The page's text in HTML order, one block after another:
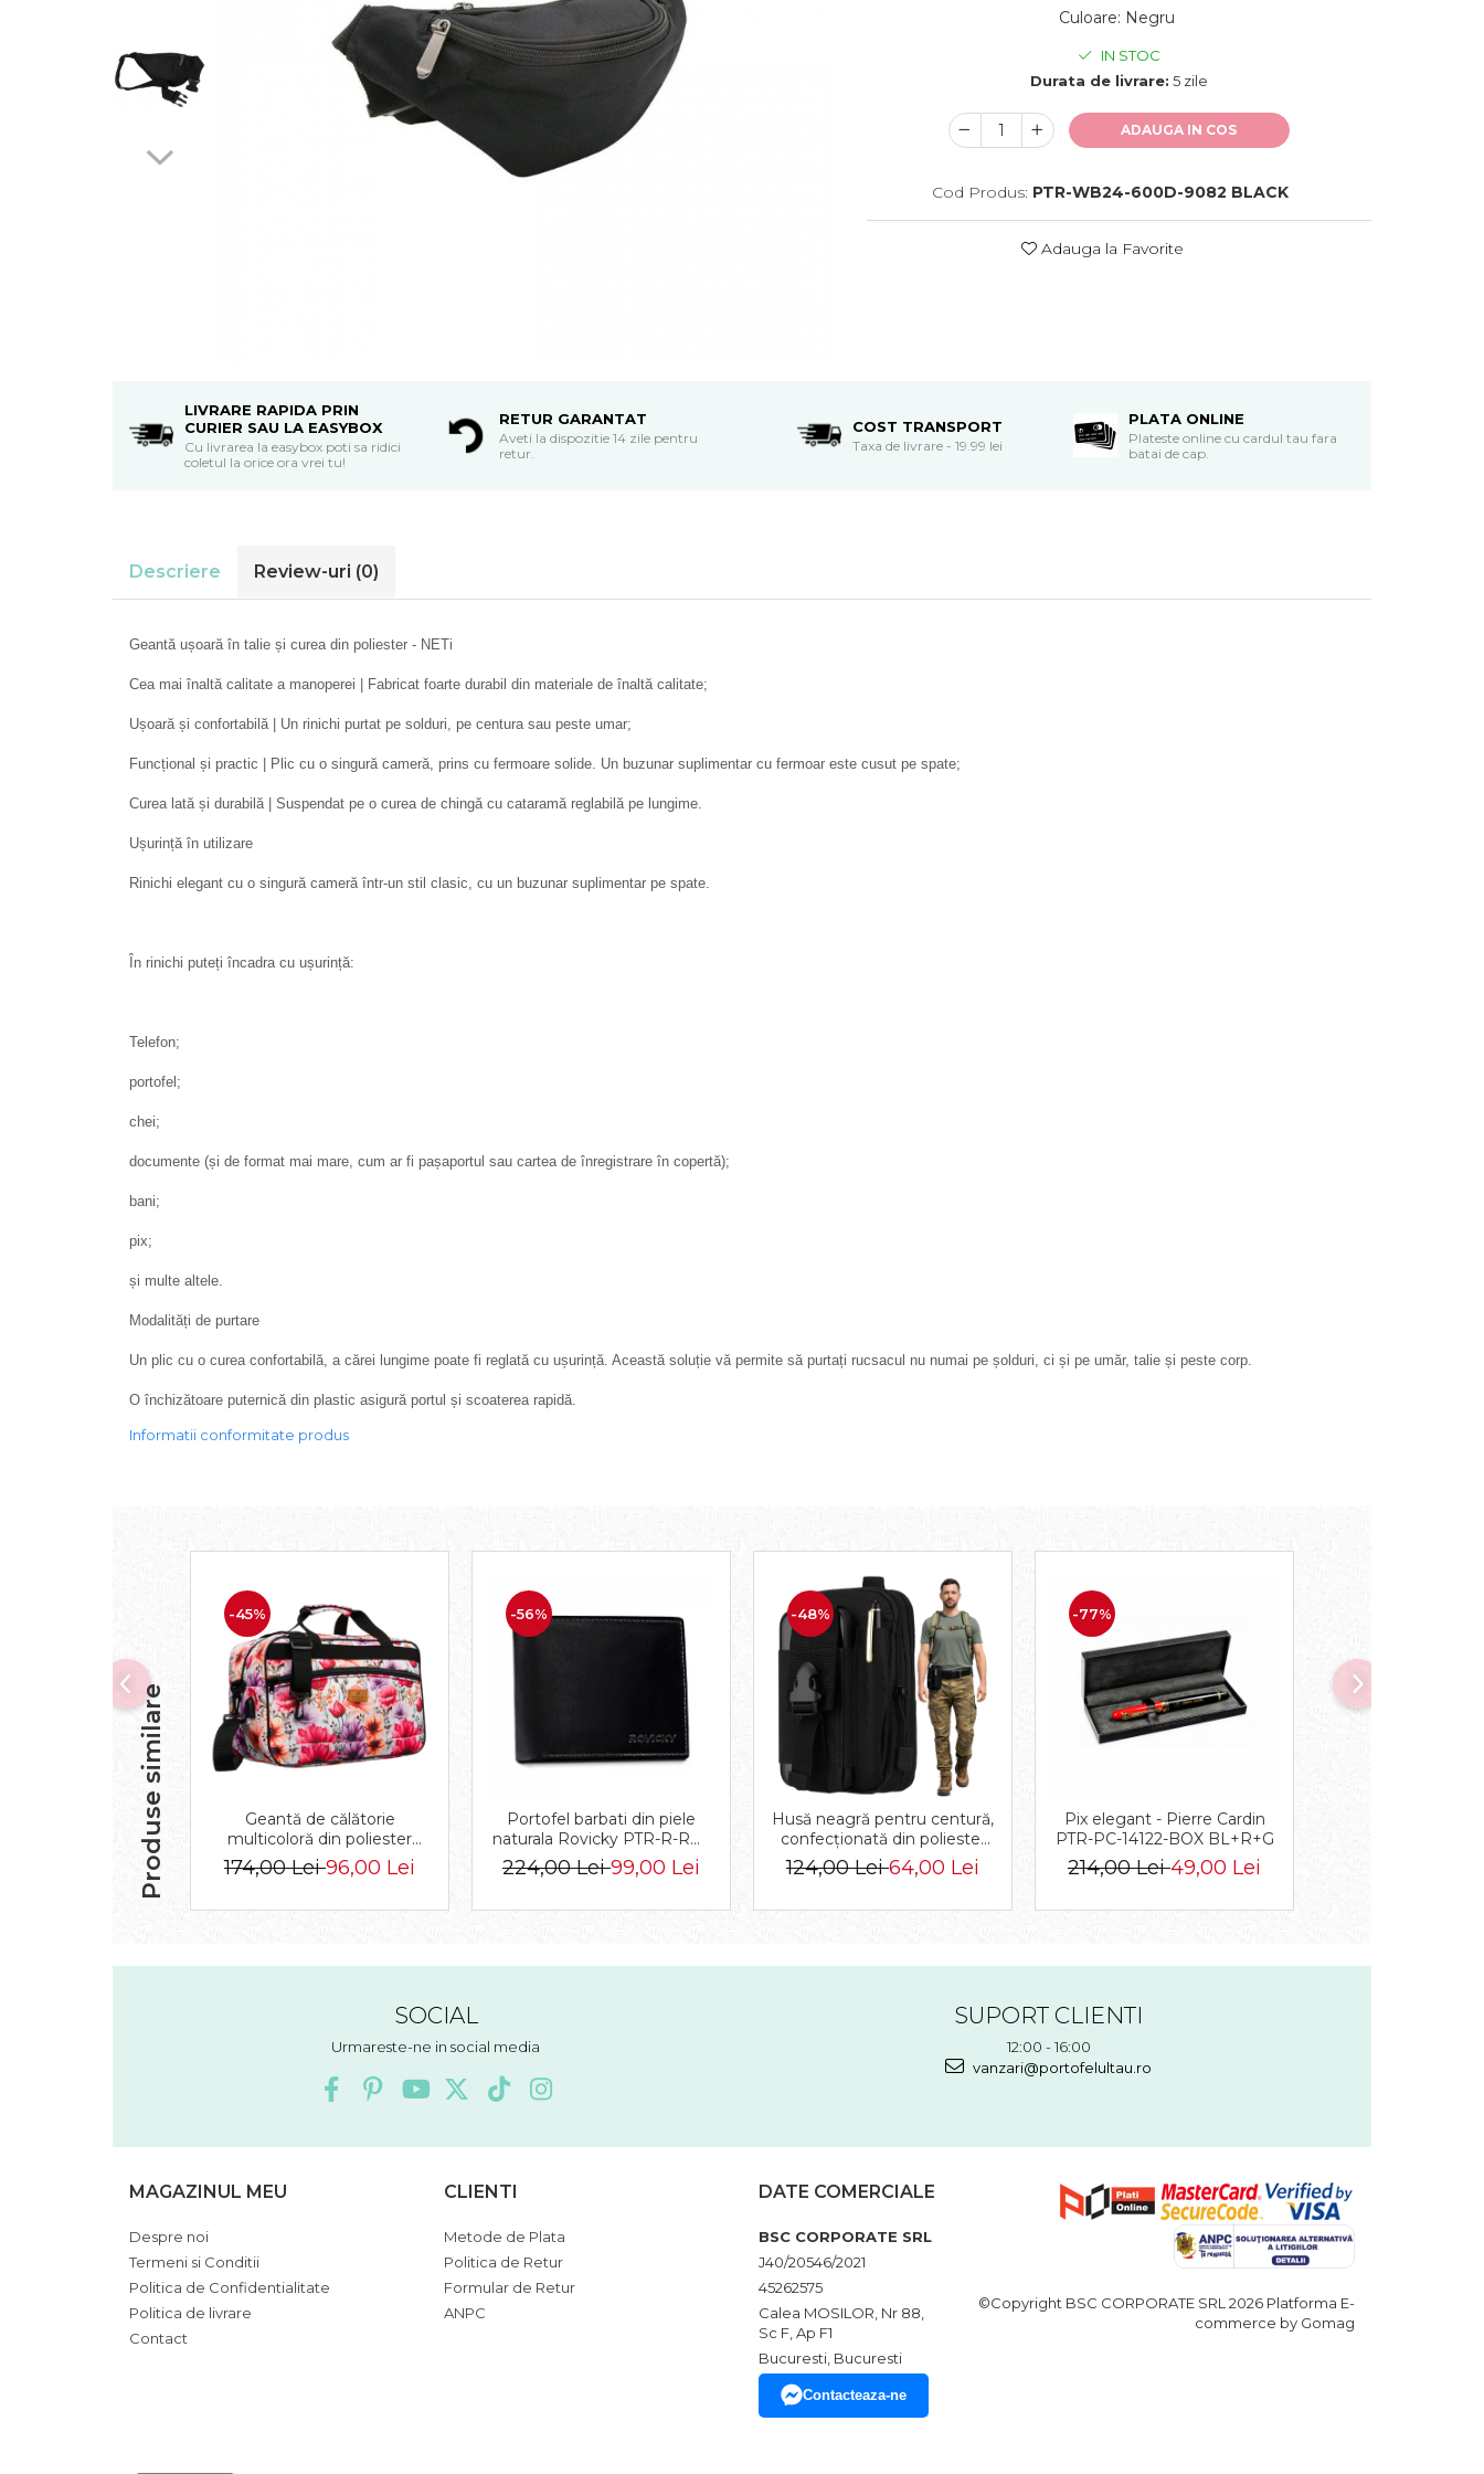
Culoare: Negru
IN STOC
Durata de livrare: 5 zile
ADAUGA IN COS
Cod Produs: PTR-WB24-600D-9082 BLACK
Adauga la Favorite
LIVRARE RAPIDA PRIN
CURIER SAU LA EASYBOX
Cu livrarea la easybox poti sa ridici
coletul la orice ora vrei tu!
RETUR GARANTAT
Aveti la dispozitie 14 zile pentru
retur.
COST TRANSPORT
Taxa de livrare - 19.99 lei
PLATA ONLINE
Plateste online cu cardul tau fara
batai de cap.
Descriere Review-uri (0)
Geantă ușoară în talie și curea din poliester - NETi
Cea mai înaltă calitate a manoperei | Fabricat foarte durabil din materiale de înaltă calitate;
Ușoară și confortabilă | Un rinichi purtat pe solduri, pe centura sau peste umar;
Funcțional și practic | Plic cu o singură cameră, prins cu fermoare solide. Un buzunar suplimentar cu fermoar este cusut pe spate;
Curea lată și durabilă | Suspendat pe o curea de chingă cu cataramă reglabilă pe lungime.
Ușurință în utilizare
Rinichi elegant cu o singură cameră într-un stil clasic, cu un buzunar suplimentar pe spate.
În rinichi puteți încadra cu ușurință:
Telefon;
portofel;
chei;
documente (și de format mai mare, cum ar fi pașaportul sau cartea de înregistrare în copertă);
bani;
pix;
și multe altele.
Modalități de purtare
Un plic cu o curea confortabilă, a cărei lungime poate fi reglată cu ușurință. Această soluție vă permite să purtați rucsacul nu numai pe șolduri, ci și pe umăr, talie și peste corp.
O închizătoare puternică din plastic asigură portul și scoaterea rapidă.
Informatii conformitate produs
Produse similare
-45%
Geantă de călătorie
multicoloră din poliester
rezistent cu port USB,
acoperită cu un model
174,00 Lei96,00 Lei
-56%
Portofel barbati din piele
naturala Rovicky PTR-R-RM-
11-GCL-1834 BL
224,00 Lei99,00 Lei
-48%
Husă neagră pentru centură,
confecționată din poliester
rezistent - Rovicky PTR-R-
064-9237 BLACK
124,00 Lei64,00 Lei
-77%
Pix elegant - Pierre Cardin
PTR-PC-14122-BOX BL+R+G
214,00 Lei49,00 Lei
SOCIAL
Urmareste-ne in social media
SUPORT CLIENTI
12:00 - 16:00
vanzari@portofelultau.ro
MAGAZINUL MEU
Despre noi
Termeni si Conditii
Politica de Confidentialitate
Politica de livrare
Contact
CLIENTI
Metode de Plata
Politica de Retur
Formular de Retur
ANPC
DATE COMERCIALE
BSC CORPORATE SRL
J40/20546/2021
45262575
Calea MOSILOR, Nr 88,
Sc F, Ap F1
Bucuresti, Bucuresti
Contacteaza-ne
©Copyright BSC CORPORATE SRL 2026 Platforma E-
commerce by Gomag